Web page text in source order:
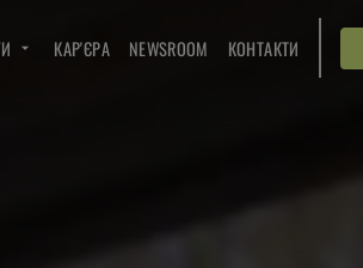
КАР'ЄРА NEWSROOM КОНТАКТИ